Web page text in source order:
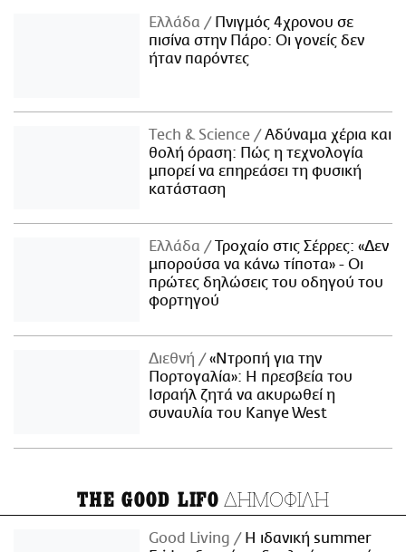
Ελλάδα
Πνιγμός 4χρονου σε
πισίνα στην Πάρο: Οι γονείς δεν
ήταν παρόντες
Τech & Science
Αδύναμα χέρια και
θολή όραση: Πώς η τεχνολογία
μπορεί να επηρεάσει τη φυσική
κατάσταση
Ελλάδα
Τροχαίο στις Σέρρες: «Δεν
μπορούσα να κάνω τίποτα» - Οι
πρώτες δηλώσεις του οδηγού του
φορτηγού
Διεθνή
«Ντροπή για την
Πορτογαλία»: Η πρεσβεία του
Ισραήλ ζητά να ακυρωθεί η
συναυλία του Kanye West
THE GOOD LIFO ΔΗΜΟΦΙΛΗ
Good Living
Η ιδανική summer